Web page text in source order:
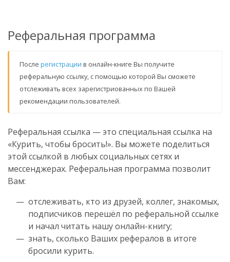
Реферальная программа
После регистрации в онлайн-книге Вы получите
реферальную ссылку, с помощью которой Вы сможете
отслеживать всех зарегистриованных по Вашей
рекомендации пользователей.
Реферальная ссылка — это специальная ссылка на
«Курить, чтобы бросить!». Вы можете поделиться
этой ссылкой в любых социальных сетях и
мессенджерах. Реферальная программа позволит
Вам:
отслеживать, кто из друзей, коллег, знакомых,
подписчиков перешëл по реферальной ссылке
и начал читать нашу онлайн-книгу;
знать, сколько Ваших рефералов в итоге
бросили курить.